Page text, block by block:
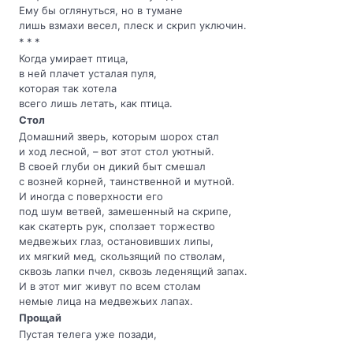
Ему бы оглянуться, но в тумане
лишь взмахи весел, плеск и скрип уключин.
* * *
Когда умирает птица,
в ней плачет усталая пуля,
которая так хотела
всего лишь летать, как птица.
Стол
Домашний зверь, которым шорох стал
и ход лесной, – вот этот стол уютный.
В своей глуби он дикий быт смешал
с возней корней, таинственной и мутной.
И иногда с поверхности его
под шум ветвей, замешенный на скрипе,
как скатерть рук, сползает торжество
медвежьих глаз, остановивших липы,
их мягкий мед, скользящий по стволам,
сквозь лапки пчел, сквозь леденящий запах.
И в этот миг живут по всем столам
немые лица на медвежьих лапах.
Прощай
Пустая телега уже позади,